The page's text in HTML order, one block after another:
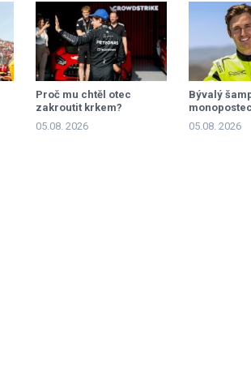
Proč mu chtěl otec
zakroutit krkem?
05.08. 2026
Bývalý
05.08. 2026